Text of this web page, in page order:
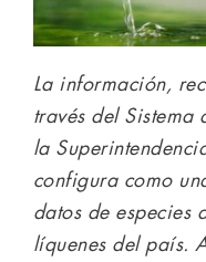
La información,
través del Sistema
la
configura como
datos de especies
líquenes del país.